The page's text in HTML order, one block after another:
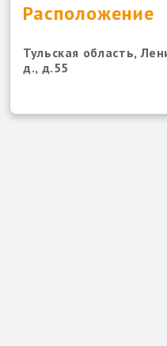
Расположение
Тульская область,
д., д.55